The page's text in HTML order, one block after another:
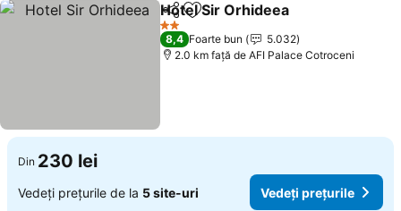
DistribuițiAdăugaţi la favorite
Hotel Sir Orhideea
2 Stele
8,4 Foarte bun
5.032
2.0 km faţă de AFI Palace Cotroceni
Din 230 lei
Vedeți prețurile de la 5 site-uri Vedeți prețurile